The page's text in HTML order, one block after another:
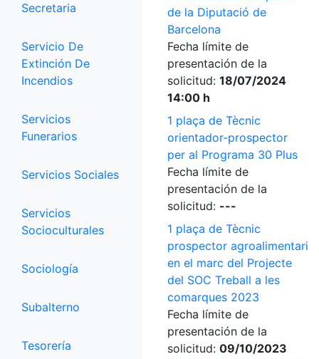
Secretaria
Servicio De
Extinción De
Incendios
Servicios
Funerarios
Servicios Sociales
Servicios
Socioculturales
Sociología
Subalterno
Tesorería
de la Diputació de
Barcelona
Fecha límite de
presentación de la
solicitud: 18/07/2024
14:00 h
1 plaça de Tècnic
orientador-prospector
per al Programa 30 Plus
Fecha límite de
presentación de la
solicitud: ---
1 plaça de Tècnic
prospector agroalimentari
en el marc del Projecte
del SOC Treball a les
comarques 2023
Fecha límite de
presentación de la
solicitud: 09/10/2023